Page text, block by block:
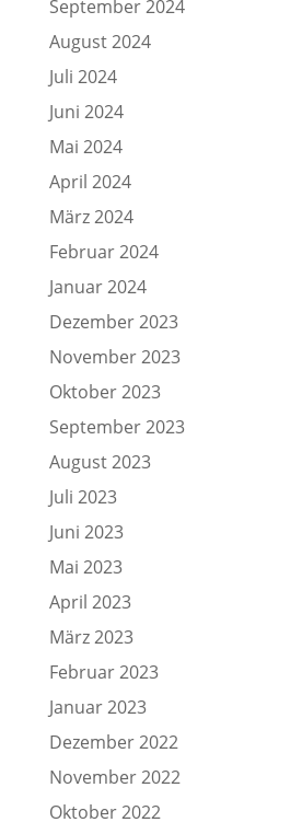
September 2024
August 2024
Juli 2024
Juni 2024
Mai 2024
April 2024
März 2024
Februar 2024
Januar 2024
Dezember 2023
November 2023
Oktober 2023
September 2023
August 2023
Juli 2023
Juni 2023
Mai 2023
April 2023
März 2023
Februar 2023
Januar 2023
Dezember 2022
November 2022
Oktober 2022